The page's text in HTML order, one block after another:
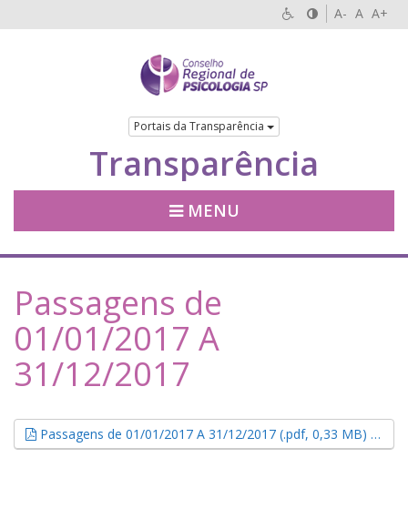
A- A A+
Portais da Transparência
Transparência
MENU
Passagens de
01/01/2017 A
31/12/2017
Passagens de 01/01/2017 A 31/12/2017 (.pdf, 0,33 MB)